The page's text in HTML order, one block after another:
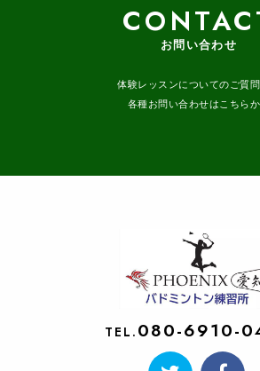
お問い合わせ
体験レッスンについてのご質
各種お問い合わせはこちら
TEL. 080-6910-